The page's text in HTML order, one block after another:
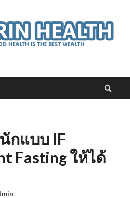
กแบบ IF
Fasting ให้ได้